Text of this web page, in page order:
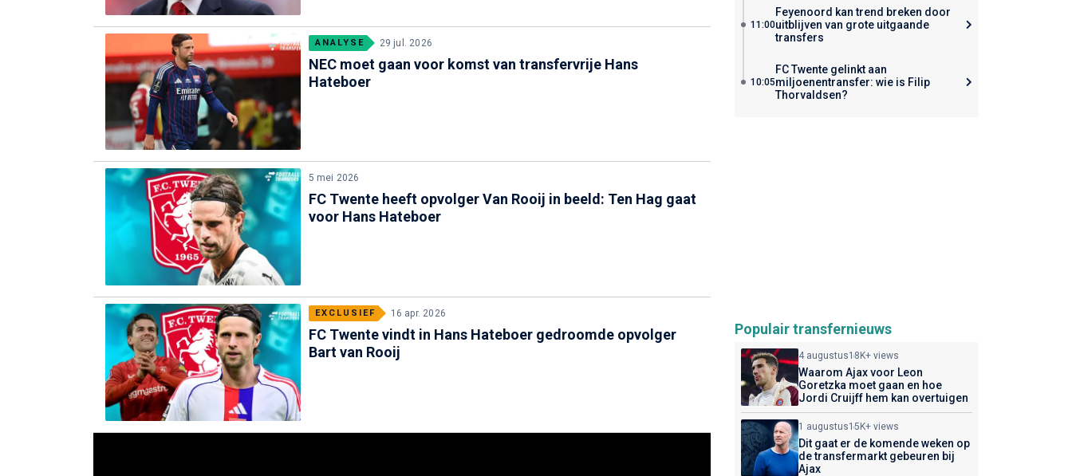
ANALYSE 29 jul. 2026
NEC moet gaan voor komst van transfervrije Hans
Hateboer
5 mei 2026
FC Twente heeft opvolger Van Rooij in beeld: Ten Hag gaat
voor Hans Hateboer
EXCLUSIEF 16 apr. 2026
FC Twente vindt in Hans Hateboer gedroomde opvolger
Bart van Rooij
11:00
Feyenoord kan trend breken door
uitblijven van grote uitgaande
transfers
10:05
FC Twente gelinkt aan
miljoenentransfer: wie is Filip
Thorvaldsen?
Populair transfernieuws
4 augustus18K+ views
Waarom Ajax voor Leon
Goretzka moet gaan en hoe
Jordi Cruijff hem kan overtuigen
1 augustus15K+ views
Dit gaat er de komende weken op
de transfermarkt gebeuren bij
Ajax